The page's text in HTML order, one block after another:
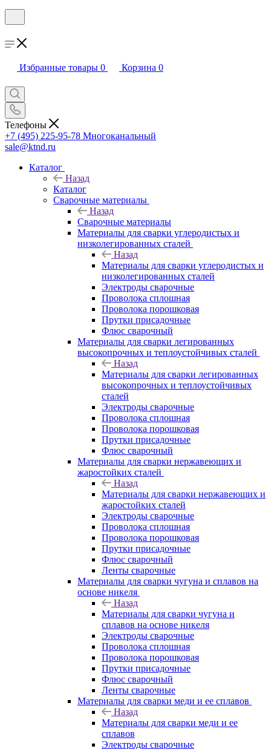
Избранные товары 0 Корзина 0
Телефоны
+7 (495) 225-95-78 Многоканальный
sale@ktnd.ru
Каталог
Назад
Каталог
Сварочные материалы
Назад
Сварочные материалы
Материалы для сварки углеродистых и
низколегированных сталей
Назад
Материалы для сварки углеродистых и
низколегированных сталей
Электроды сварочные
Проволока сплошная
Проволока порошковая
Прутки присадочные
Флюс сварочный
Материалы для сварки легированных
высокопрочных и теплоустойчивых сталей
Назад
Материалы для сварки легированных
высокопрочных и теплоустойчивых
сталей
Электроды сварочные
Проволока сплошная
Проволока порошковая
Прутки присадочные
Флюс сварочный
Материалы для сварки нержавеющих и
жаростойких сталей
Назад
Материалы для сварки нержавеющих и
жаростойких сталей
Электроды сварочные
Проволока сплошная
Проволока порошковая
Прутки присадочные
Флюс сварочный
Ленты сварочные
Материалы для сварки чугуна и сплавов на
основе никеля
Назад
Материалы для сварки чугуна и
сплавов на основе никеля
Электроды сварочные
Проволока сплошная
Проволока порошковая
Прутки присадочные
Флюс сварочный
Ленты сварочные
Материалы для сварки меди и ее сплавов
Назад
Материалы для сварки меди и ее
сплавов
Электроды сварочные